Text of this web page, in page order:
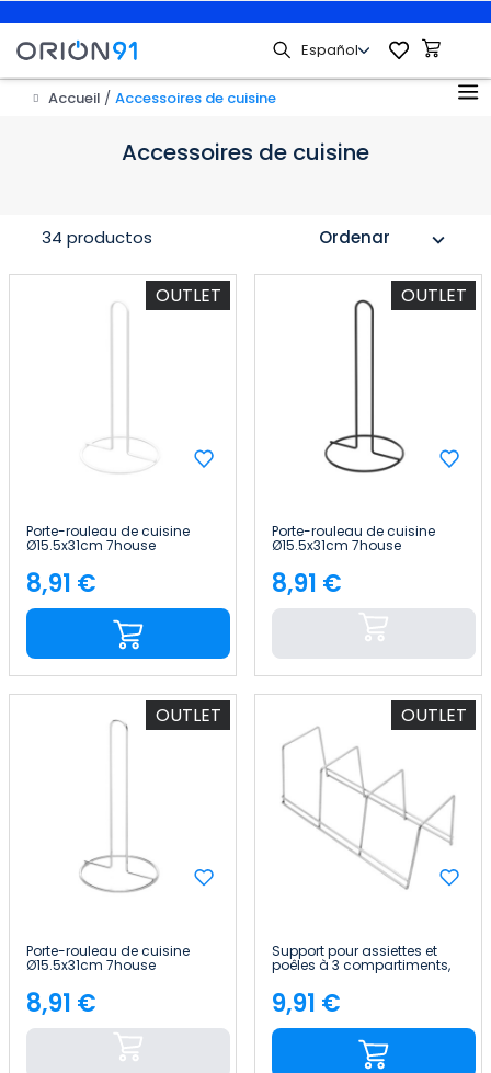
Accueil Accessoires de cuisine
Accessoires de cuisine
Ordenar expand_more
34 productos
OUTLET
Porte-rouleau de cuisine
Ø15.5x31cm 7house
Price
8,91 €
OUTLET
Porte-rouleau de cuisine
Ø15.5x31cm 7house
Price
8,91 €
OUTLET
Porte-rouleau de cuisine
Ø15.5x31cm 7house
Price
8,91 €
OUTLET
Support pour assiettes et
poêles à 3 compartiments,
12 x 29 x 12 cm 7house
Price
9,91 €